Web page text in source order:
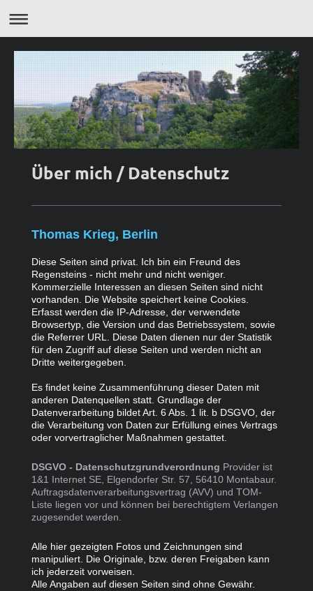
Über mich / Datenschutz
Thomas Krieg, Berlin
Diese Seiten sind privat. Ich bin ein Freund des
Regensteins - nicht mehr und nicht weniger.
Kommerzielle Interessen an diesen Seiten sind nicht
vorhanden. Die Website speichert keine Cookies.
Erfasst werden die IP-Adresse, der verwendete
Browsertyp, die Version und das Betriebssystem, sowie
die Referrer URL. Diese Daten dienen nur der Statistik
für den Zugriff auf diese Seiten und werden nicht an
Dritte weitergegeben.
Es findet keine Zusammenführung dieser Daten mit
anderen Datenquellen statt. Grundlage der
Datenverarbeitung bildet Art. 6 Abs. 1 lit. b DSGVO, der
die Verarbeitung von Daten zur Erfüllung eines Vertrags
oder vorvertraglicher Maßnahmen gestattet.
DSGVO - Datenschutzgrundverordnung Provider ist
1&1 Internet SE, Elgendorfer Str. 57, 56410 Montabaur.
Auftragsdatenverarbeitungsvertrag (AVV) und TOM-
Liste liegen vor und können bei berechtigtem Verlangen
zugesendet werden.
Alle hier gezeigten Fotos und Zeichnungen sind
manipuliert. Die Originale, bzw. deren Freigaben kann
ich jederzeit vorweisen.
Alle Angaben auf diesen Seiten sind ohne Gewähr.